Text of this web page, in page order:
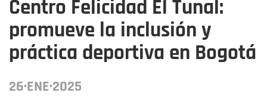
Centro Felicidad El Tunal:
promueve la inclusión y
práctica deportiva en Bogotá
26·ENE·2025